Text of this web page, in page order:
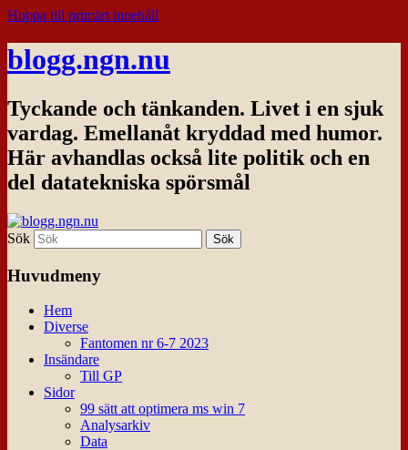
Hoppa till primärt innehåll
blogg.ngn.nu
Tyckande och tänkanden. Livet i en sjuk
vardag. Emellanåt kryddad med humor.
Här avhandlas också lite politik och en
del datatekniska spörsmål
Sök
Huvudmeny
Hem
Diverse
Fantomen nr 6-7 2023
Insändare
Till GP
Sidor
99 sätt att optimera ms win 7
Analysarkiv
Data